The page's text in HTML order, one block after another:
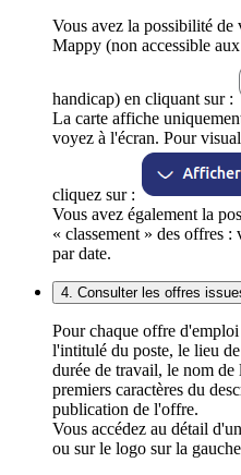
Vous avez la possibilité
Mappy (non accessible
handicap) en cliquant sur :
La carte affiche
voyez à l'écran. Pour
cliquez sur :
Vous avez également la
« classement » des offres
par date.
4. Consulter les offres
Pour chaque offre
l'intitulé du poste, le lieu
durée de travail, le nom de
premiers caractères du
publication de l'offre.
Vous accédez au détail
ou sur le logo sur la